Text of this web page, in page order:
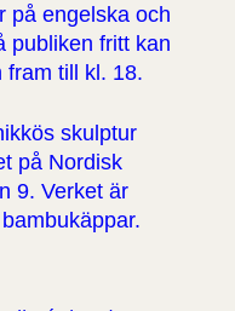
på engelska och
publiken fritt kan
fram till kl. 18.
skulptur
på Nordisk
9. Verket är